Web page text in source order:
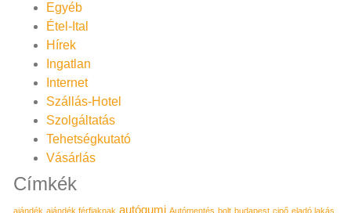
Egyéb
Étel-Ital
Hírek
Ingatlan
Internet
Szállás-Hotel
Szolgáltatás
Tehetségkutató
Vásárlás
Címkék
ajándék ajándék férfiaknak autógumi Autómentés bolt budapest cipő eladó lakás